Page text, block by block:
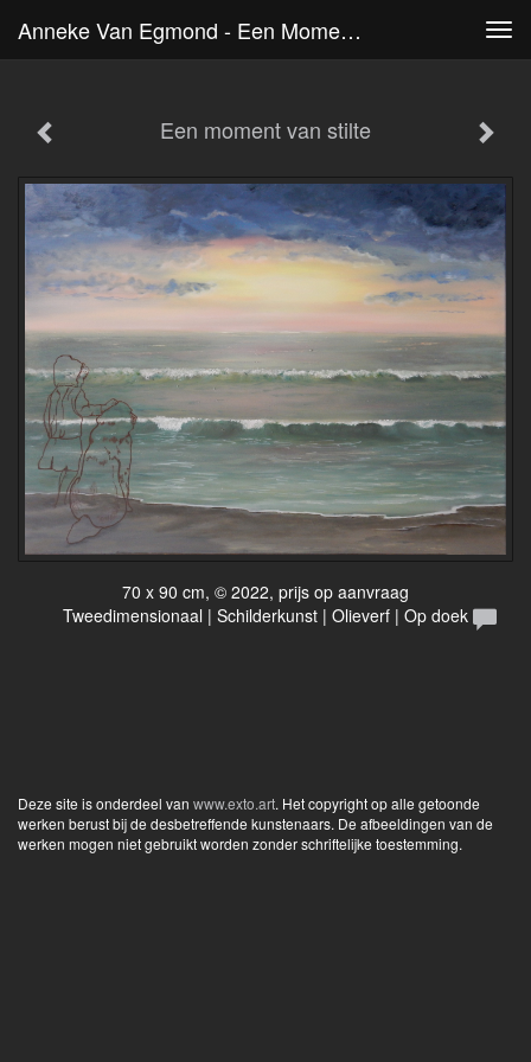
Anneke Van Egmond - Een Moment Van Stilte
Een moment van stilte
70 x 90 cm, © 2022, prijs op aanvraag
Tweedimensionaal | Schilderkunst | Olieverf | Op doek
Deze site is onderdeel van www.exto.art. Het copyright op alle getoonde
werken berust bij de desbetreffende kunstenaars. De afbeeldingen van de
werken mogen niet gebruikt worden zonder schriftelijke toestemming.